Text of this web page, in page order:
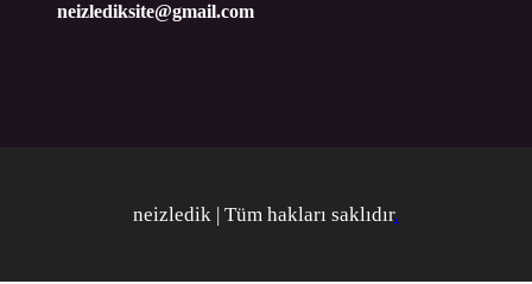
neizlediksite@gmail.com
neizledik | Tüm hakları saklıdır.